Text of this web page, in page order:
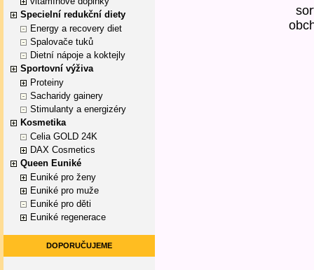
Specielní redukční diety
Energy a recovery diet
Spalovače tuků
Dietní nápoje a koktejly
Sportovní výživa
Proteiny
Sacharidy gainery
Stimulanty a energizéry
Kosmetika
Celia GOLD 24K
DAX Cosmetics
Queen Euniké
Euniké pro ženy
Euniké pro muže
Euniké pro děti
Euniké regenerace
DOPORUČUJEME